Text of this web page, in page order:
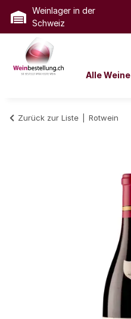
Weinlager in der
Schweiz
Alle Weine
Zurück zur Liste Rotwein